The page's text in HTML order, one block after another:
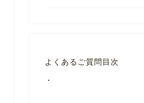
よくあるご質問目次
・